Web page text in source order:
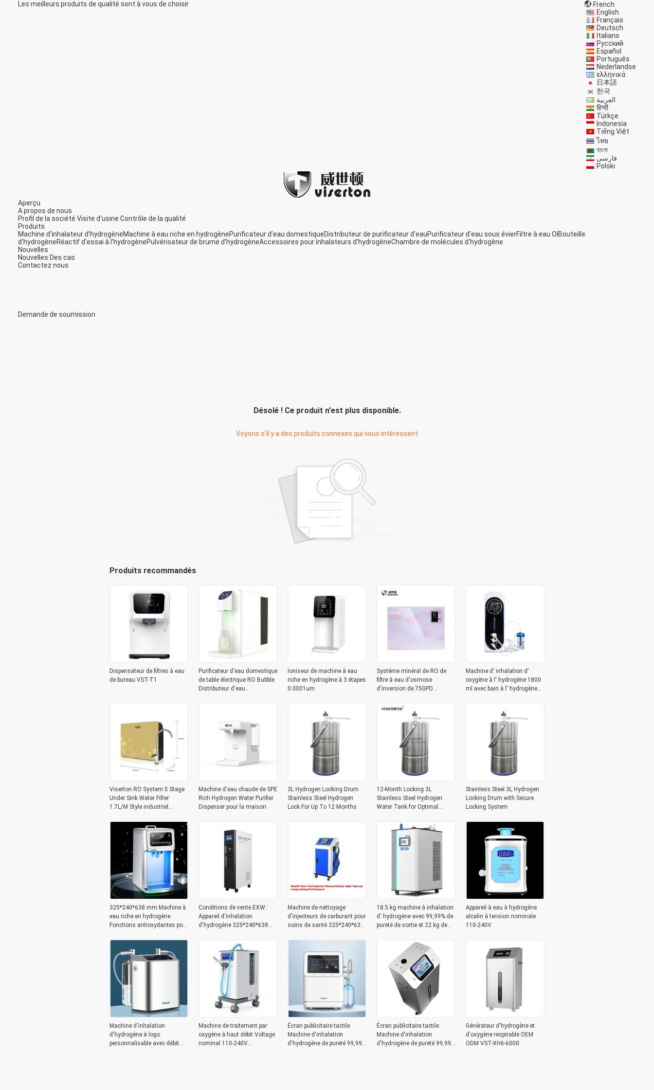
Les meilleurs produits de qualité sont à vous de choisir
French
English
Français
Deutsch
Italiano
Русский
Español
Português
Nederlandse
ελληνικά
日本語
한국
العربية
हिन्दी
Türkçe
Indonesia
Tiếng Việt
ไทย
বাংলা
فارسی
Polski
Aperçu
A propos de nous
Profil de la société Visite d'usine Contrôle de la qualité
Produits
Machine d'inhalateur d'hydrogèneMachine à eau riche en hydrogènePurificateur d'eau domestiqueDistributeur de purificateur d'eauPurificateur d'eau sous évierFiltre à eau OI Bouteille
d'hydrogèneRéactif d'essai à l'hydrogènePulvérisateur de brume d'hydrogèneAccessoires pour inhalateurs d'hydrogèneChambre de molécules d'hydrogène
Nouvelles
Nouvelles Des cas
Contactez nous
Demande de soumission
Désolé ! Ce produit n'est plus disponible.
Voyons s'il y a des produits connexes qui vous intéressent
Produits recommandés
Dispensateur de filtres à eau
de bureau VST-T1
Purificateur d'eau domestique
de table électrique RO Bubble
Distributeur d'eau
Ioniseur de machine à eau
riche en hydrogène à 3 étapes
0.0001um
Système minéral de RO de
filtre à eau d'osmose
d'inversion de 75GPD
Machine d' inhalation d'
oxygène à l' hydrogène 1800
ml avec bain à l' hydrogène
Viserton RO System 5 Stage
Under Sink Water Filter
1.7L/M Style industriel
Machine d'eau chaude de SPE
Rich Hydrogen Water Purifier
Dispenser pour la maison
3L Hydrogen Locking Drum
Stainless Steel Hydrogen
Lock For Up To 12 Months
12-Month Locking 3L
Stainless Steel Hydrogen
Water Tank for Optimal
Stainless Steel 3L Hydrogen
Locking Drum with Secure
Locking System
325*240*638 mm Machine à
eau riche en hydrogène
Fonctions antioxydantes pour
Conditions de vente EXW :
Appareil d'inhalation
d'hydrogène 325*240*638
Machine de nettoyage
d'injecteurs de carburant pour
soins de santé 325*240*638
durables
18.5 kg machine à inhalation
d' hydrogène avec 99,99% de
pureté de sortie et 22 kg de
Appareil à eau à hydrogène
alcalin à tension nominale
110-240V
Machine d'inhalation
d'hydrogène à logo
personnalisable avec débit
Machine de traitement par
oxygène à haut débit Voltage
nominal 110-240V
Écran publicitaire tactile
Machine d'inhalation
d'hydrogène de pureté 99,99
Écran publicitaire tactile
Machine d'inhalation
d'hydrogène de pureté 99,99
Générateur d'hydrogène et
d'oxygène respirable OEM
ODM VST-XH6-6000